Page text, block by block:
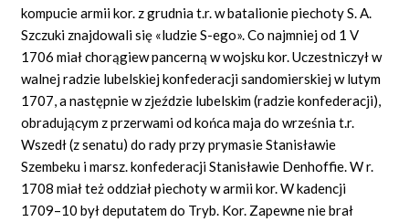
kompucie armii kor. z grudnia t.r. w batalionie piechoty S. A.
Szczuki znajdowali się «ludzie S-ego». Co najmniej od 1 V
1706 miał chorągiew pancerną w wojsku kor. Uczestniczył w
walnej radzie lubelskiej konfederacji sandomierskiej w lutym
1707, a następnie w zjeździe lubelskim (radzie konfederacji),
obradującym z przerwami od końca maja do września t.r.
Wszedł (z senatu) do rady przy prymasie Stanisławie
Szembeku i marsz. konfederacji Stanisławie Denhoffie. W r.
1708 miał też oddział piechoty w armii kor. W kadencji
1709–10 był deputatem do Tryb. Kor. Zapewne nie brał